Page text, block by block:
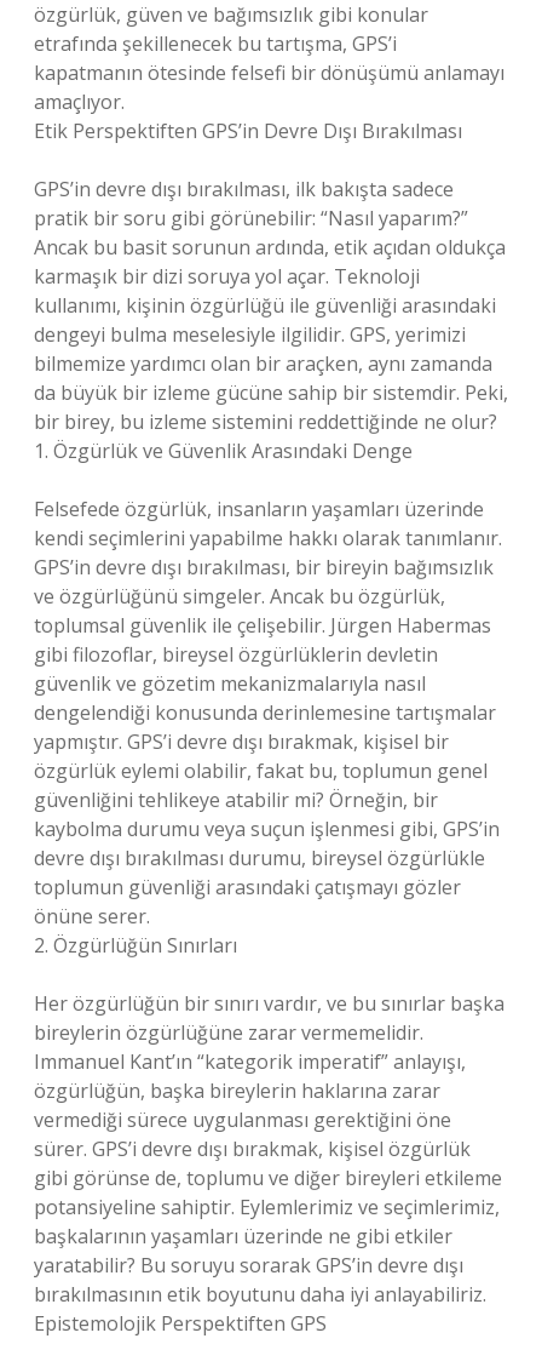
özgürlük, güven ve bağımsızlık gibi konular
etrafında şekillenecek bu tartışma, GPS’i
kapatmanın ötesinde felsefi bir dönüşümü anlamayı
amaçlıyor.
Etik Perspektiften GPS’in Devre Dışı Bırakılması
GPS’in devre dışı bırakılması, ilk bakışta sadece
pratik bir soru gibi görünebilir: “Nasıl yaparım?”
Ancak bu basit sorunun ardında, etik açıdan oldukça
karmaşık bir dizi soruya yol açar. Teknoloji
kullanımı, kişinin özgürlüğü ile güvenliği arasındaki
dengeyi bulma meselesiyle ilgilidir. GPS, yerimizi
bilmemize yardımcı olan bir araçken, aynı zamanda
da büyük bir izleme gücüne sahip bir sistemdir. Peki,
bir birey, bu izleme sistemini reddettiğinde ne olur?
1. Özgürlük ve Güvenlik Arasındaki Denge
Felsefede özgürlük, insanların yaşamları üzerinde
kendi seçimlerini yapabilme hakkı olarak tanımlanır.
GPS’in devre dışı bırakılması, bir bireyin bağımsızlık
ve özgürlüğünü simgeler. Ancak bu özgürlük,
toplumsal güvenlik ile çelişebilir. Jürgen Habermas
gibi filozoflar, bireysel özgürlüklerin devletin
güvenlik ve gözetim mekanizmalarıyla nasıl
dengelendiği konusunda derinlemesine tartışmalar
yapmıştır. GPS’i devre dışı bırakmak, kişisel bir
özgürlük eylemi olabilir, fakat bu, toplumun genel
güvenliğini tehlikeye atabilir mi? Örneğin, bir
kaybolma durumu veya suçun işlenmesi gibi, GPS’in
devre dışı bırakılması durumu, bireysel özgürlükle
toplumun güvenliği arasındaki çatışmayı gözler
önüne serer.
2. Özgürlüğün Sınırları
Her özgürlüğün bir sınırı vardır, ve bu sınırlar başka
bireylerin özgürlüğüne zarar vermemelidir.
Immanuel Kant’ın “kategorik imperatif” anlayışı,
özgürlüğün, başka bireylerin haklarına zarar
vermediği sürece uygulanması gerektiğini öne
sürer. GPS’i devre dışı bırakmak, kişisel özgürlük
gibi görünse de, toplumu ve diğer bireyleri etkileme
potansiyeline sahiptir. Eylemlerimiz ve seçimlerimiz,
başkalarının yaşamları üzerinde ne gibi etkiler
yaratabilir? Bu soruyu sorarak GPS’in devre dışı
bırakılmasının etik boyutunu daha iyi anlayabiliriz.
Epistemolojik Perspektiften GPS